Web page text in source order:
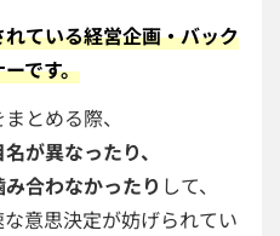
ている経営企画・バック
です。
とめる際、
が異なったり、
合わなかったり して、
意思決定が妨げられてい